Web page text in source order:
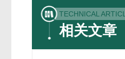
TECHNICAL
相关文章